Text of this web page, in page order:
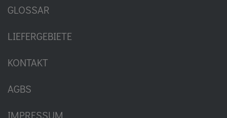
GLOSSAR
LIEFERGEBIETE
KONTAKT
AGBS
IMPRESSUM